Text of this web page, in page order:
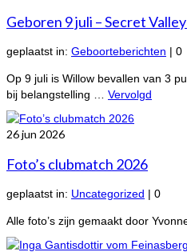
Geboren 9 juli – Secret
geplaatst in: Geboorteberichten | 0
Op 9 juli is Willow bevallen van 3
bij belangstelling … Vervolgd
26jun 2026
Foto’s clubmatch 2026
geplaatst in: Uncategorized | 0
Alle foto’s zijn gemaakt door